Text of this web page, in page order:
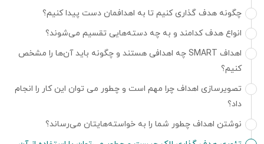
چگونه هدف گذاری کنیم تا به اهدافمان دست پیدا کنیم؟
انواع هدف کدامند و به چه دسته‌هایی تقسیم می‌شوند؟
اهداف SMART چه اهدافی هستند و چگونه باید آن‌ها را مشخص
کنیم؟
تصویرسازی اهداف چرا مهم است و چطور می توان این کار را انجام
داد؟
نوشتن اهداف چطور شما را به خواسته‌هایتان می‌رساند؟